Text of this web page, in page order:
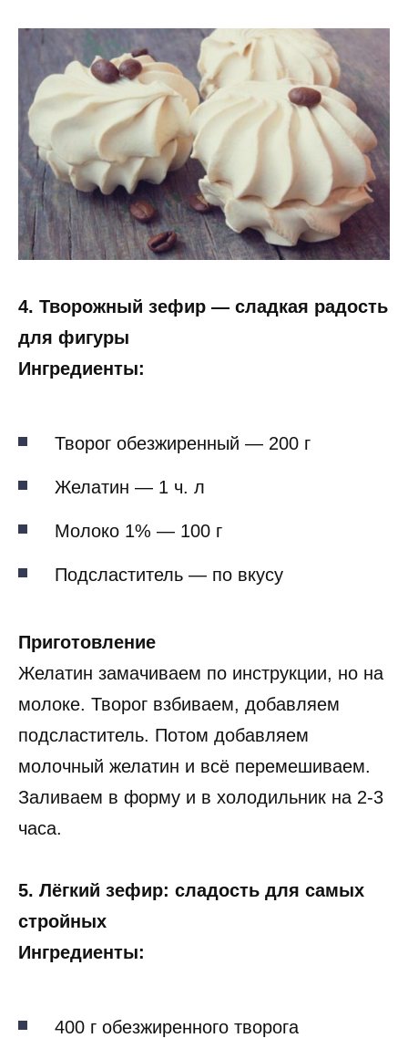
4. Творожный зефир — сладкая радость
для фигуры
Ингредиенты:
Творог обезжиренный — 200 г
Желатин — 1 ч. л
Молоко 1% — 100 г
Подсластитель — по вкусу
Приготовление
Желатин замачиваем по инструкции, но на
молоке. Творог взбиваем, добавляем
подсластитель. Потом добавляем
молочный желатин и всё перемешиваем.
Заливаем в форму и в холодильник на 2-3
часа.
5. Лёгкий зефир: сладость для самых
стройных
Ингредиенты:
400 г обезжиренного творога